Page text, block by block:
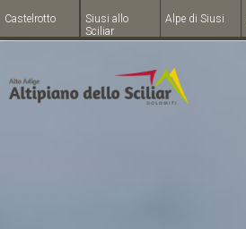
Castelrotto
Siusi allo
Sciliar
Alpe di Siusi